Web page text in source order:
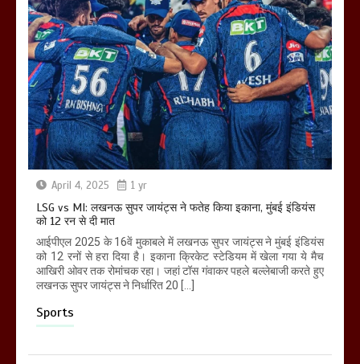
April 4, 2025 1 yr
LSG vs MI: लखनऊ सुपर जायंट्स ने फतेह किया इकाना, मुंबई इंडियंस
को 12 रन से दी मात
आईपीएल 2025 के 16वें मुकाबले में लखनऊ सुपर जायंट्स ने मुंबई इंडियंस
को 12 रनों से हरा दिया है। इकाना क्रिकेट स्टेडियम में खेला गया ये मैच
आखिरी ओवर तक रोमांचक रहा। जहां टॉस गंवाकर पहले बल्लेबाजी करते हुए
लखनऊ सुपर जायंट्स ने निर्धारित 20 […]
Sports